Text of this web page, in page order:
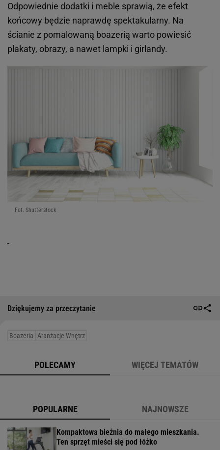
Odpowiednie dodatki i meble sprawią, że efekt
końcowy będzie naprawdę spektakularny. Na
ścianie z pomalowaną boazerią warto powiesić
plakaty, obrazy, a nawet lampki i girlandy.
Fot. Shutterstock
Dziękujemy za przeczytanie
Boazeria Aranżacje Wnętrz
POLECAMY WIĘCEJ TEMATÓW
POPULARNE NAJNOWSZE
Kompaktowa bieżnia do małego mieszkania.
Ten sprzęt mieści się pod łóżko